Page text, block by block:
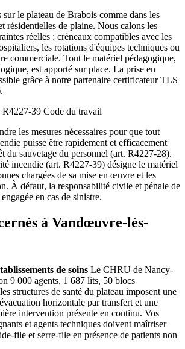
le plateau de Brabois comme dans les
résidentielles de plaine. Nous calons les
réelles : créneaux compatibles avec les
les rotations d'équipes techniques ou
commerciale. Tout le matériel pédagogique,
est apporté sur place. La prise en
grâce à notre partenaire certificateur TLS
39 Code du travail
les mesures nécessaires pour que tout
puisse être rapidement et efficacement
du sauvetage du personnel (art. R4227-28).
incendie (art. R4227-39) désigne le matériel
chargées de sa mise en œuvre et les
À défaut, la responsabilité civile et pénale de
en cas de sinistre.
à Vandœuvre-lès-
de soins Le CHRU de Nancy-
9 000 agents, 1 687 lits, 50 blocs
structures de santé du plateau imposent une
horizontale par transfert et une
intervention présente en continu. Vos
et agents techniques doivent maîtriser
file et serre-file en présence de patients non